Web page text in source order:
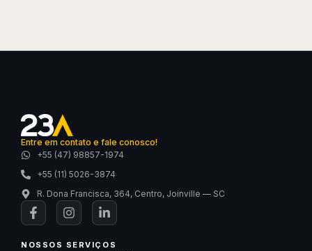
Entre em contato e fale conosco!
+55 (47) 98857-1974
+55 (11) 5026-3874
R. Dona Francisca, 364, Centro, Joinville — SC
NOSSOS SERVIÇOS